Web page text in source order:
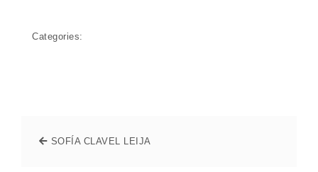
Categories:
SOFÍA CLAVEL LEIJA